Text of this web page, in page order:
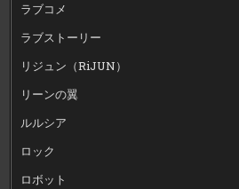
ラブコメ
ラブストーリー
リジュン（RiJUN）
リーンの翼
ルルシア
ロック
ロボット